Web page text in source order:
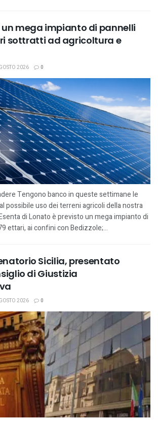
un mega impianto di pannelli
sottratti ad agricoltura e
2026 0
Tengono banco in queste settimane le
possibile uso dei terreni agricoli della nostra
di Lonato è previsto un mega impianto di
ettari, ai confini con Bedizzole;...
Sicilia, presentato
di Giustizia
2026 0